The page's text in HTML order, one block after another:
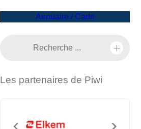
Annuaire / Carte
Les partenaires de Piwi